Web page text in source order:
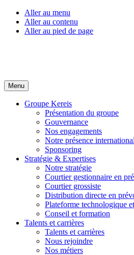
Aller au menu
Aller au contenu
Aller au pied de page
Menu
Groupe Kereis
Présentation du groupe
Gouvernance
Nos engagements
Notre présence
Sponsoring
Stratégie & Expertises
Notre stratégie
Courtier gestionnaire en
Courtier grossiste
Distribution directe en
Plateforme technologique
Conseil et formation
Talents et carrières
Talents et carrières
Nous rejoindre
Nos métiers